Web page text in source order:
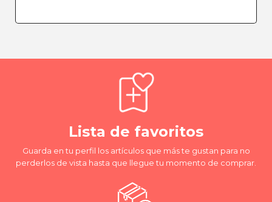
Lista de favoritos
Guarda en tu perfil los artículos que más te gustan para no
perderlos de vista hasta que llegue tu momento de comprar.